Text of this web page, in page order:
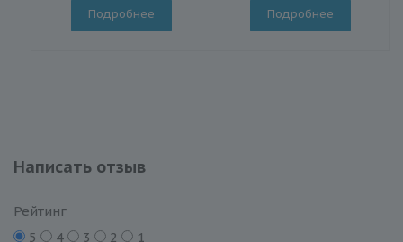
Подробнее Подробнее
Написать отзыв
Рейтинг
5
4 3 2 1